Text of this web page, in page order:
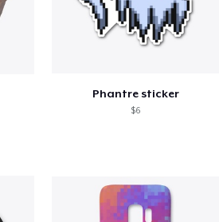
Phantre sticker
$6